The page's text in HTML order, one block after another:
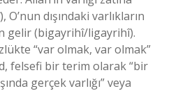
dışındaki varlıkların
gelir (bigayrihî/ligayrihî).
“var olmak, var olmak”
felsefi bir terim olarak “bir
gerçek varlığı” veya